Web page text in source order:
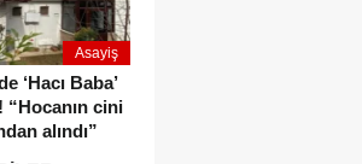
Asayiş
‘Hacı Baba’
cini
alındı”